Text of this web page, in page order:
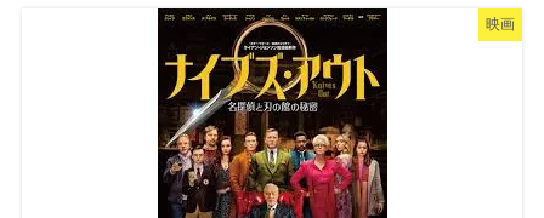
映画